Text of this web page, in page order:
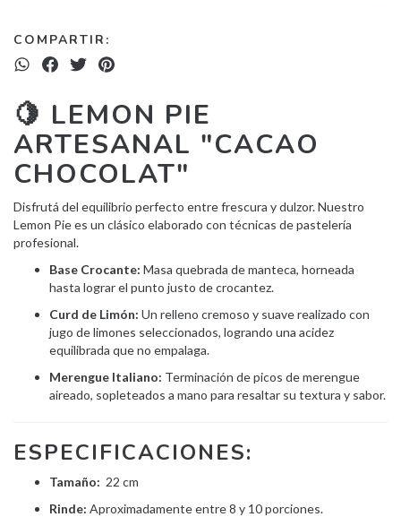
COMPARTIR:
🍋 LEMON PIE
ARTESANAL "CACAO
CHOCOLAT"
Disfrutá del equilibrio perfecto entre frescura y dulzor. Nuestro
Lemon Pie es un clásico elaborado con técnicas de pastelería
profesional.
Base Crocante: Masa quebrada de manteca, horneada
hasta lograr el punto justo de crocantez.
Curd de Limón: Un relleno cremoso y suave realizado con
jugo de limones seleccionados, logrando una acidez
equilibrada que no empalaga.
Merengue Italiano: Terminación de picos de merengue
aireado, sopleteados a mano para resaltar su textura y sabor.
ESPECIFICACIONES:
Tamaño: 22 cm
Rinde: Aproximadamente entre 8 y 10 porciones.